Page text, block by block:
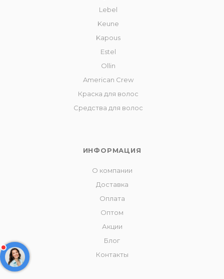
Lebel
Keune
Kapous
Estel
Ollin
American Crew
Краска для волос
Средства для волос
ИНФОРМАЦИЯ
О компании
Доставка
Оплата
Оптом
Акции
Блог
Контакты